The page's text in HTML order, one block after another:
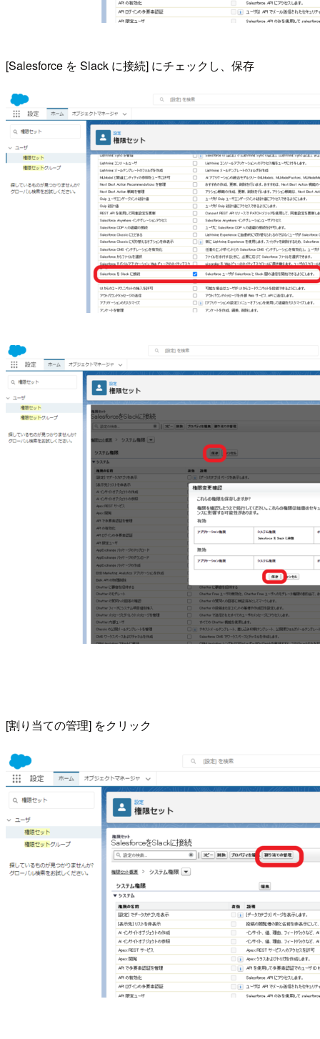
[Salesforce を Slack に接続] にチェックし、保存
[割り当ての管理] をクリック